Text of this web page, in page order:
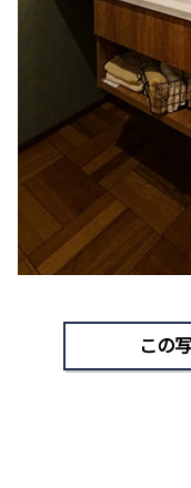
この